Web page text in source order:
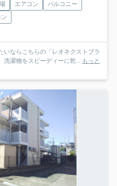
エアコン
バルコニー
いならこちらの「レオネクストブラ
洗濯物をスピーディーに乾... もっと